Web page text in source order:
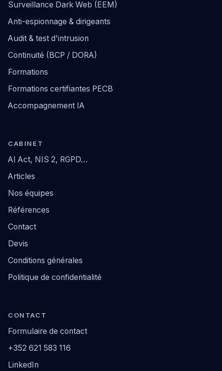
Surveillance Dark Web (EEM)
Anti-espionnage & dirigeants
Audit & test d'intrusion
Continuité (BCP / DORA)
Formations
Formations certifiantes PECB
Accompagnement IA
CABINET
AI Act, NIS 2, RGPD…
Articles
Nos équipes
Références
Contact
Devis
Conditions générales
Politique de confidentialité
CONTACT
Formulaire de contact
+352 621 583 116
LinkedIn